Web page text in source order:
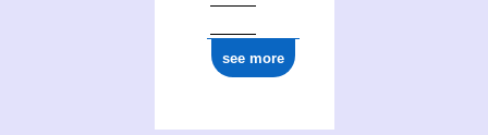
see more